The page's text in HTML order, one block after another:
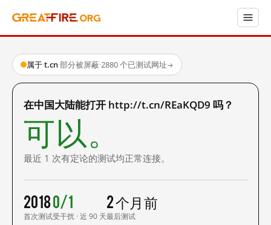
属于 t.cn·部分被屏蔽·2880 个已测试网址→
在中国大陆能打开 http://t.cn/REaKQD9 吗？
可以。
最近 1 次有定论的测试均正常连接。
2018
首次测试
0/1
受干扰 · 近 90 天
2 个月前
最后测试